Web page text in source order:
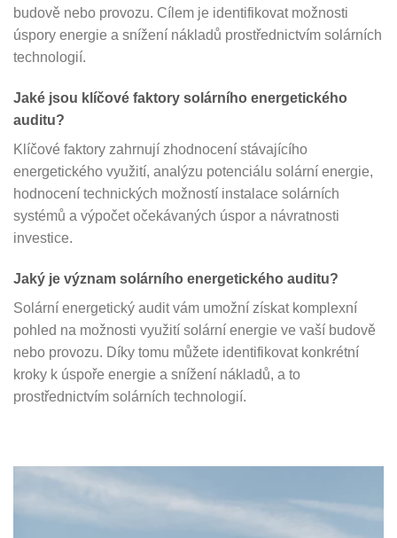
budově nebo provozu. Cílem je identifikovat možnosti
úspory energie a snížení nákladů prostřednictvím solárních
technologií.
Jaké jsou klíčové faktory solárního energetického
auditu?
Klíčové faktory zahrnují zhodnocení stávajícího
energetického využití, analýzu potenciálu solární energie,
hodnocení technických možností instalace solárních
systémů a výpočet očekávaných úspor a návratnosti
investice.
Jaký je význam solárního energetického auditu?
Solární energetický audit vám umožní získat komplexní
pohled na možnosti využití solární energie ve vaší budově
nebo provozu. Díky tomu můžete identifikovat konkrétní
kroky k úspoře energie a snížení nákladů, a to
prostřednictvím solárních technologií.